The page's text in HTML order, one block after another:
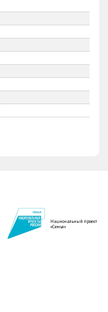
Национальный проект
«Семья»